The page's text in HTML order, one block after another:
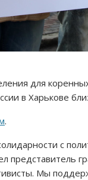
для
в Харькове
.
с
представитель
Мы